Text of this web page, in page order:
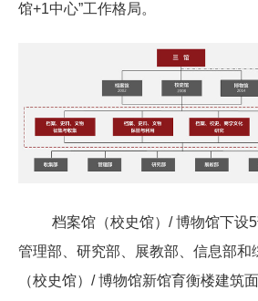
馆+1中心”工作格局。
档案馆（校史馆）/ 博物馆下设5
管理部、研究部、展教部、信息部和
（校史馆）/ 博物馆新馆育衡楼建筑